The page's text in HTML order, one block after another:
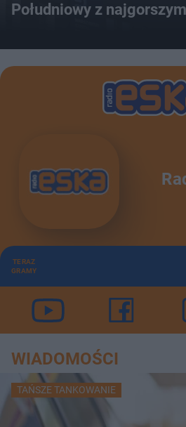
Południowy z
TERAZ
GRAMY
WIADOMOŚCI
TAŃSZE TANKOWANIE